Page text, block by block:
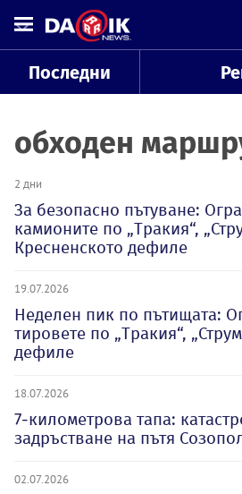
Последни
обходен
2 дни
За безопасно пътуване:
камионите по „Тракия“,
Кресненското дефиле
19.07.2026
Неделен пик по пътищата:
тировете по „Тракия“,
дефиле
18.07.2026
7-километрова тапа:
задръстване на пътя
02.07.2026